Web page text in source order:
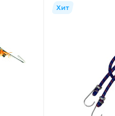
Хит